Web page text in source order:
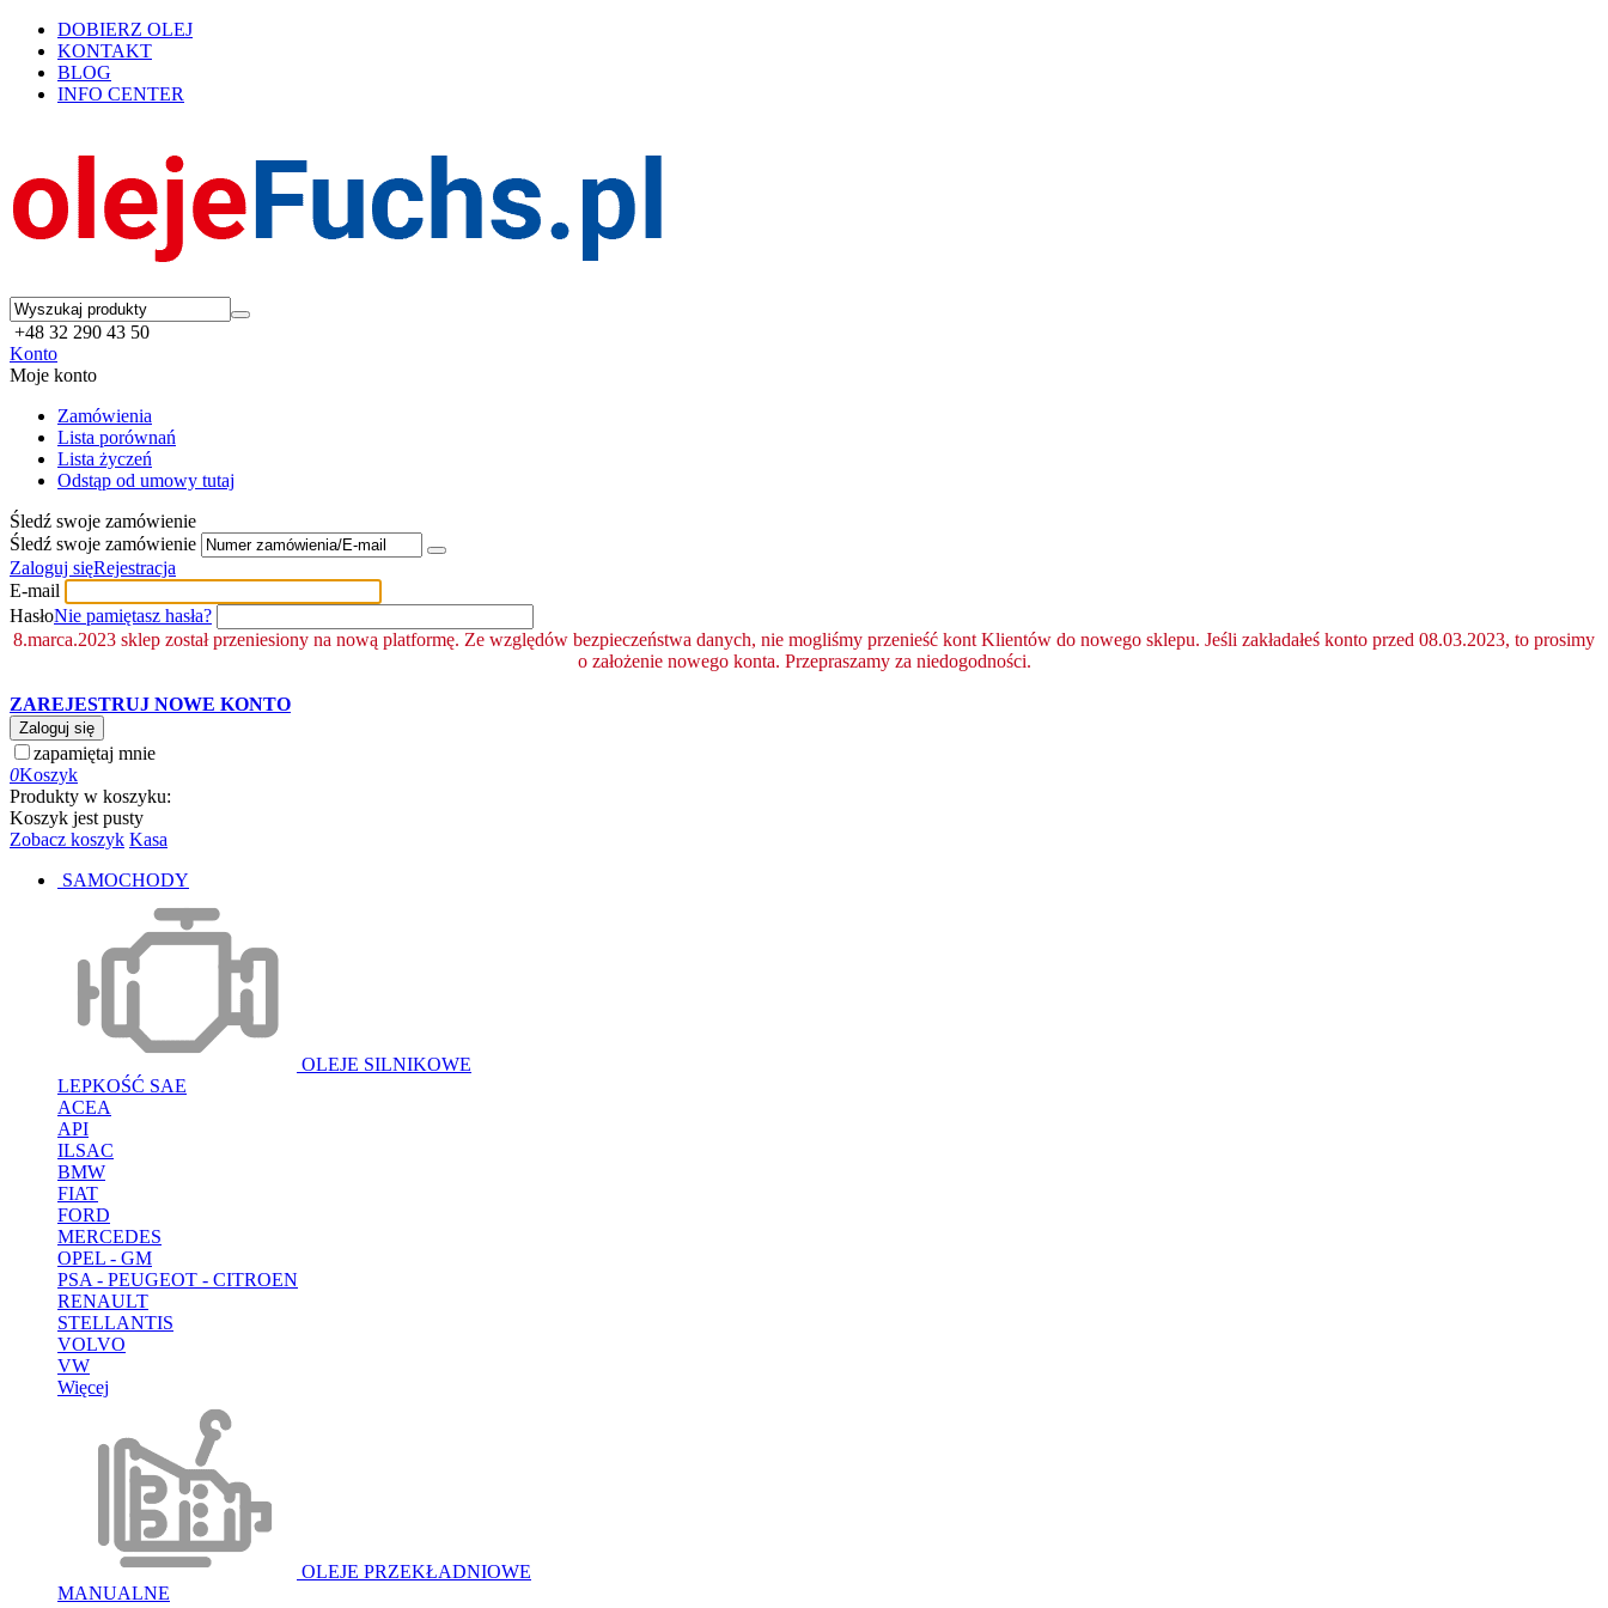
DOBIERZ OLEJ
KONTAKT
BLOG
INFO CENTER
+48 32 290 43 50
Konto
Moje konto
Zamówienia
Lista porównań
Lista życzeń
Odstąp od umowy tutaj
Śledź swoje zamówienie
Śledź swoje zamówienie
Zaloguj sięRejestracja
E-mail
HasłoNie pamiętasz hasła?
8.marca.2023 sklep został przeniesiony na nową platformę. Ze względów bezpieczeństwa danych, nie mogliśmy przenieść kont Klientów do nowego sklepu. Jeśli zakładałeś konto przed 08.03.2023, to prosimy
o założenie nowego konta. Przepraszamy za niedogodności.
ZAREJESTRUJ NOWE KONTO
Zaloguj się
zapamiętaj mnie
0Koszyk
Produkty w koszyku:
Koszyk jest pusty
Zobacz koszyk Kasa
SAMOCHODY
OLEJE SILNIKOWE
LEPKOŚĆ SAE
ACEA
API
ILSAC
BMW
FIAT
FORD
MERCEDES
OPEL - GM
PSA - PEUGEOT - CITROEN
RENAULT
STELLANTIS
VOLVO
VW
Więcej
OLEJE PRZEKŁADNIOWE
MANUALNE